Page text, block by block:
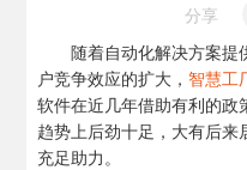
分享
随着自动化解决方案提
户竞争效应的扩大， 智慧工
软件在近几年借助有利的政
趋势上后劲十足，大有后来
充足助力。